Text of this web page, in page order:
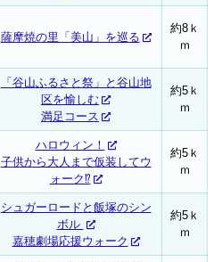
薩摩焼の里「美山」を巡る
約8ｋ
ｍ
「谷山ふるさと祭」と谷山地
区を愉しむ
満足コース
約5ｋ
ｍ
ハロウィン！
子供から大人まで仮装してウ
ォーク⁉
約5ｋ
ｍ
シュガーロードと飯塚のシン
ボル
嘉穂劇場応援ウォーク
約5ｋ
ｍ